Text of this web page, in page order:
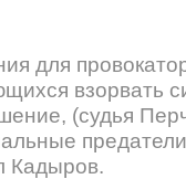
для
взорвать
(судья
Кадыров.